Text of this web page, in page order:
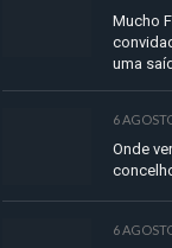
Mucho
uma
6
Onde
6